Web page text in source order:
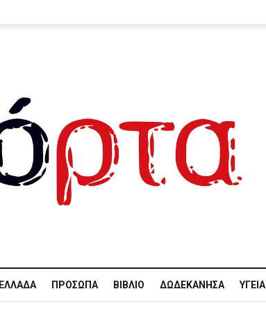
ΕΛΛΆΔΑ ΠΡΌΣΩΠΑ ΒΙΒΛΊΟ ΔΩΔΕΚΆΝΗΣΑ ΥΓΕΊΑ